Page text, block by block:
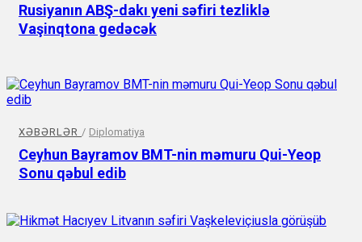
Rusiyanın ABŞ-dakı yeni səfiri tezliklə
Vaşinqtona gedəcək
XƏBƏRLƏR / Diplomatiya
Ceyhun Bayramov BMT-nin məmuru Qui-Yeop
Sonu qəbul edib